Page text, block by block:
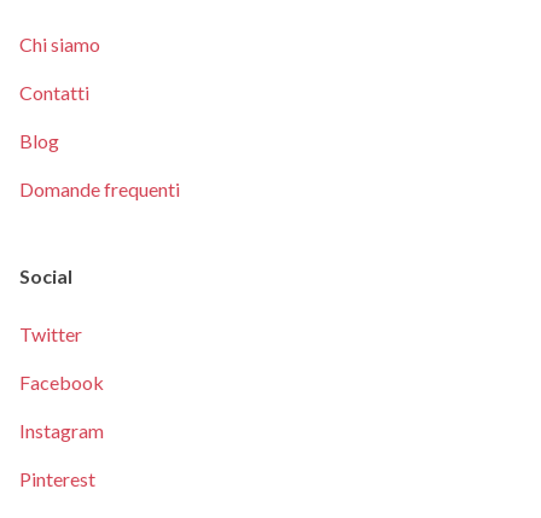
Chi siamo
Contatti
Blog
Domande frequenti
Social
Twitter
Facebook
Instagram
Pinterest